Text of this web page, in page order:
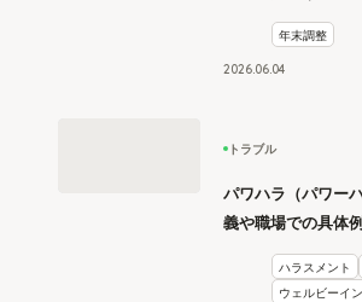
年末調整
2026.06 04
トラブル
パワハラ（パワー
義や職場での具体
措置を学ぶ
ハラスメント
ウェルビーイ